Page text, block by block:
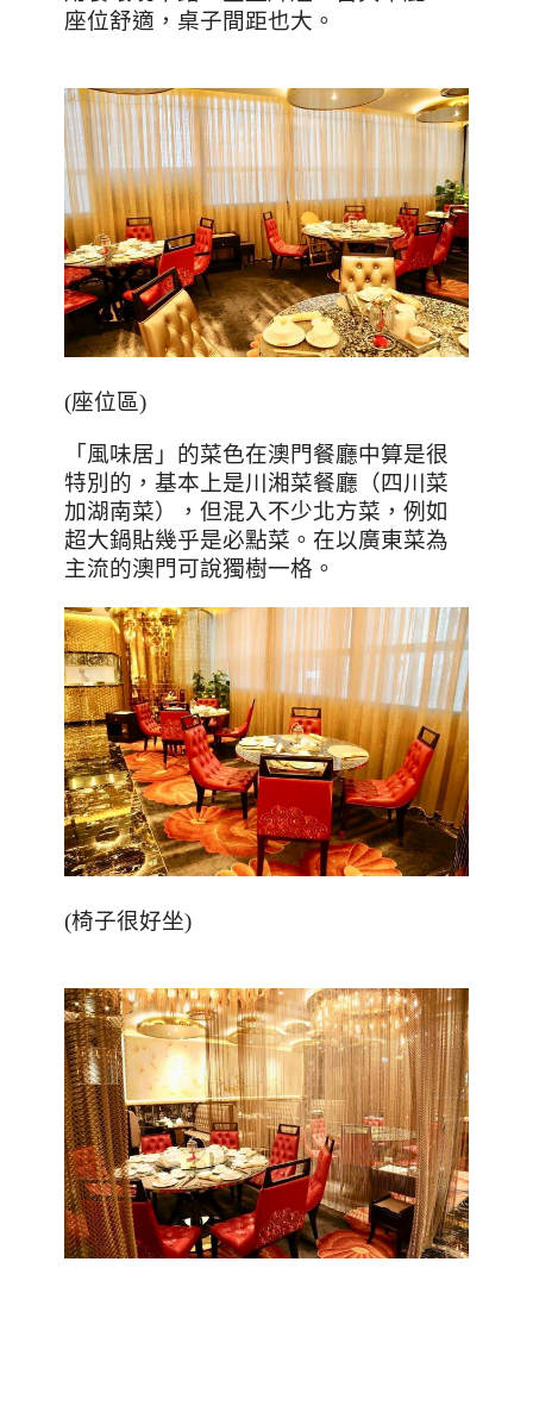
座位舒適，桌子間距也大。
(座位區)
「風味居」的菜色在澳門餐廳中算是很
特別的，基本上是川湘菜餐廳（四川菜
加湖南菜），但混入不少北方菜，例如
超大鍋貼幾乎是必點菜。在以廣東菜為
主流的澳門可說獨樹一格。
(椅子很好坐)